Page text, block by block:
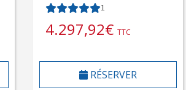
1
4.297,92€ TTC
RÉSERVER